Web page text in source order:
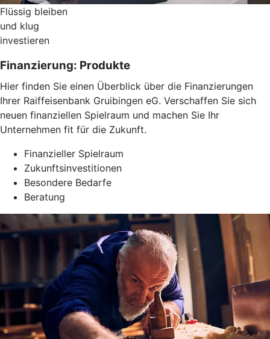
Flüssig bleiben
und klug
investieren
Finanzierung: Produkte
Hier finden Sie einen Überblick über die Finanzierungen
Ihrer Raiffeisenbank Gruibingen eG. Verschaffen Sie sich
neuen finanziellen Spielraum und machen Sie Ihr
Unternehmen fit für die Zukunft.
Finanzieller Spielraum
Zukunftsinvestitionen
Besondere Bedarfe
Beratung